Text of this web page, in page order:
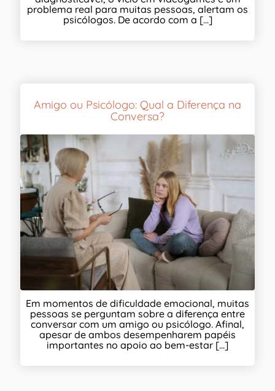
problema real para muitas pessoas, alertam os
psicólogos. De acordo com a [...]
Amigo ou Psicólogo: Qual a Diferença na
Conversa?
Em momentos de dificuldade emocional, muitas
pessoas se perguntam sobre a diferença entre
conversar com um amigo ou psicólogo. Afinal,
apesar de ambos desempenharem papéis
importantes no apoio ao bem-estar [...]